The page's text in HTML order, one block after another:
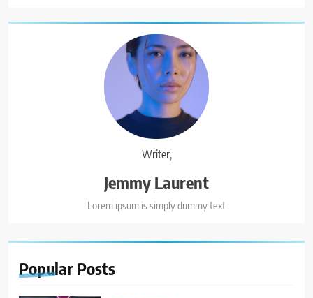
Writer,
Jemmy Laurent
Lorem ipsum is simply dummy text
Popular Posts